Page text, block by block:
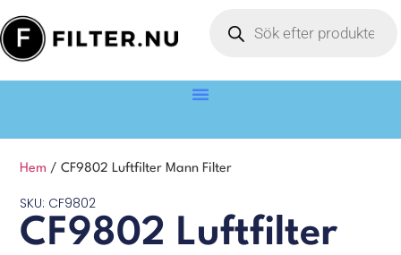
Hem / CF9802 Luftfilter Mann Filter
SKU: CF9802
CF9802 Luftfilter